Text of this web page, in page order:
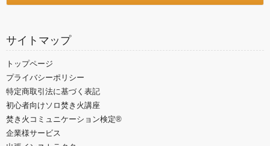
サイトマップ
トップページ
プライバシーポリシー
特定商取引法に基づく表記
初心者向けソロ焚き火講座
焚き火コミュニケーション検定®
企業様サービス